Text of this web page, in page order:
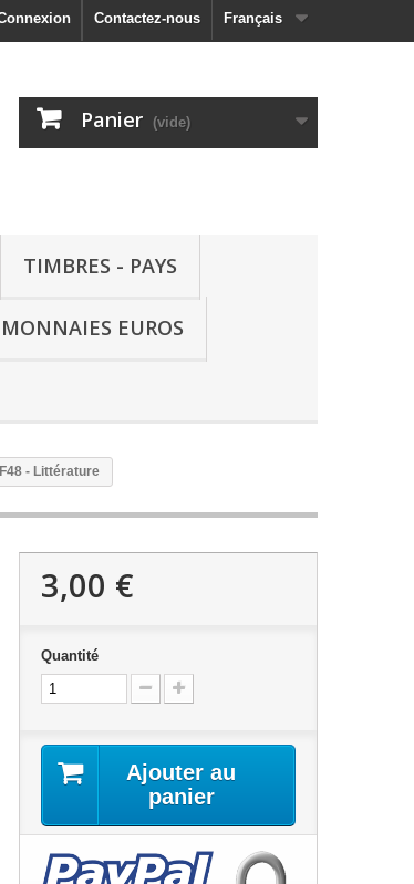
Français
Contactez-nous
Panier (vide)
TIMBRES - PAYS
MONNAIES EUROS
- Littérature
3,00 €
Quantité
Ajouter au
panier